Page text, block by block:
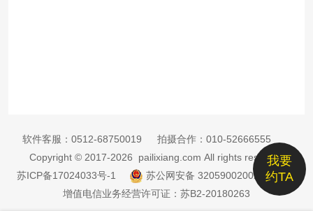
我要
约TA
软件客服： 0512-68750019 拍摄合作： 010-52666555
Copyright © 2017-2026 pailixiang.com All rights reserved
苏ICP备17024033号-1
苏公网安备 32059002002885号
增值电信业务经营许可证：苏B2-20180263